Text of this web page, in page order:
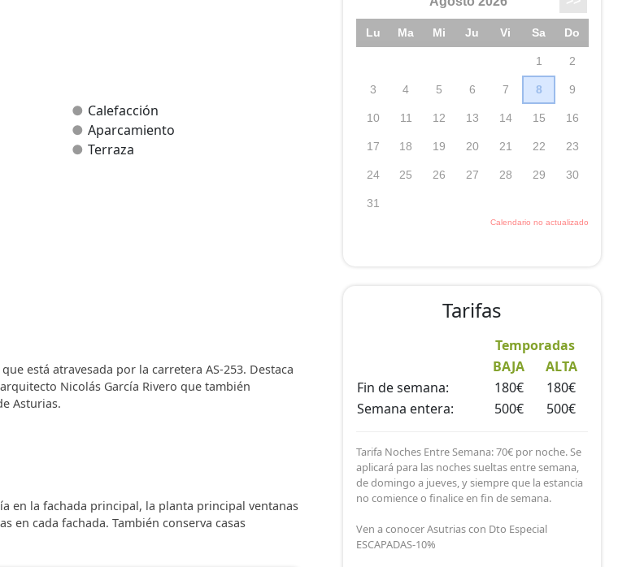
Calefacción
Aparcamiento
Terraza
está atravesada por la carretera AS-253. Destaca
Nicolás García Rivero que también
Asturias.
en la fachada principal, la planta principal ventanas
en cada fachada. También conserva casas
Tarifas
Temporadas
BAJA
ALTA
Fin de semana:
180€
180€
Semana entera:
500€ 500€
Tarifa Noches Entre Semana: 70€ por noche. Se
aplicará para las noches sueltas entre semana,
de domingo a jueves, y siempre que la estancia
no comience o finalice en fin de semana.
Ven a conocer Asutrias con Dto Especial
ESCAPADAS-10%